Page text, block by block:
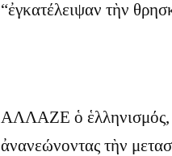
“ἐγκατέλειψαν τὴν
ΑΛΛΑΖΕ ὁ ἑλληνισμός,
ἀνανεώνοντας τὴν